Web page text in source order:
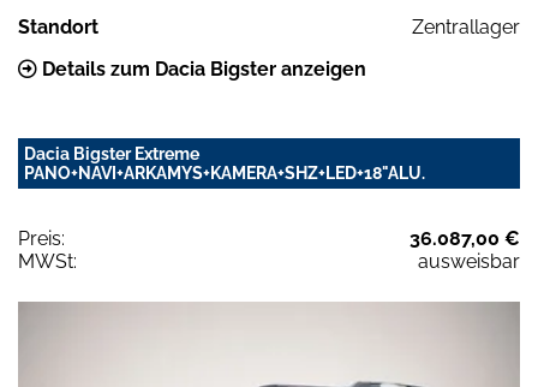
Standort
Zentrallager
Details zum Dacia Bigster anzeigen
Dacia Bigster Extreme
PANO+NAVI+ARKAMYS+KAMERA+SHZ+LED+18"ALU.
Preis:
36.087,00 €
MWSt:
ausweisbar